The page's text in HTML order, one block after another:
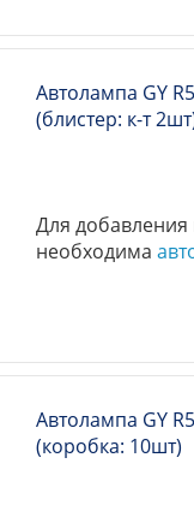
Автолампа GY
(блистер: к-т
Для добавления
необходима
Автолампа GY
(коробка: 10шт)